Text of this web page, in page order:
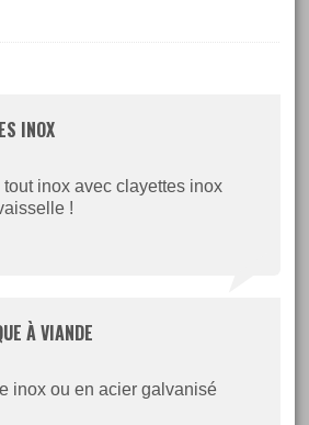
INOX
inox avec clayettes inox
!
À VIANDE
inox ou en acier galvanisé